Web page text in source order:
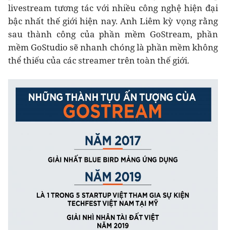
livestream tương tác với nhiều công nghệ hiện đại
bậc nhất thế giới hiện nay. Anh Liêm kỳ vọng rằng
sau thành công của phần mềm GoStream, phần
mềm GoStudio sẽ nhanh chóng là phần mềm không
thể thiếu của các streamer trên toàn thế giới.